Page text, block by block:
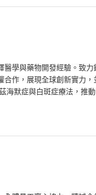
醫學與藥物開發經驗。致力
合作，展現全球創新實力，
海默症與白斑症療法，推動